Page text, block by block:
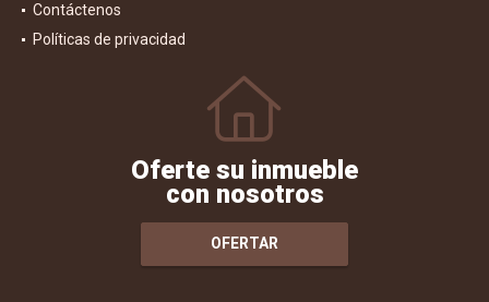
Contáctenos
Políticas de privacidad
Oferte su inmueble
con nosotros
OFERTAR